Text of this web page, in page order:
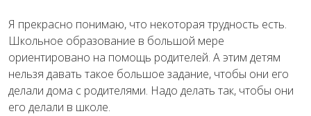
Я прекрасно понимаю, что некоторая трудность есть.
Школьное образование в большой мере
ориентировано на помощь родителей. А этим детям
нельзя давать такое большое задание, чтобы они его
делали дома с родителями. Надо делать так, чтобы они
его делали в школе.